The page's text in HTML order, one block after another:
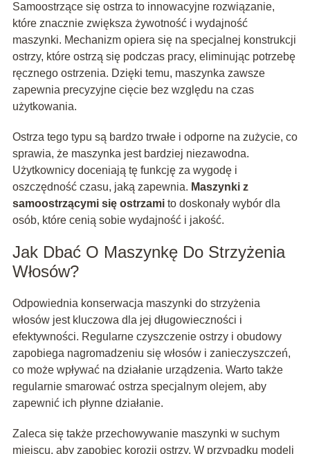
Samoostrzące się ostrza to innowacyjne rozwiązanie,
które znacznie zwiększa żywotność i wydajność
maszynki. Mechanizm opiera się na specjalnej konstrukcji
ostrzy, które ostrzą się podczas pracy, eliminując potrzebę
ręcznego ostrzenia. Dzięki temu, maszynka zawsze
zapewnia precyzyjne cięcie bez względu na czas
użytkowania.
Ostrza tego typu są bardzo trwałe i odporne na zużycie, co
sprawia, że maszynka jest bardziej niezawodna.
Użytkownicy doceniają tę funkcję za wygodę i
oszczędność czasu, jaką zapewnia. Maszynki z
samoostrzącymi się ostrzamito doskonały wybór dla
osób, które cenią sobie wydajność i jakość.
Jak Dbać O Maszynkę Do Strzyżenia
Włosów?
Odpowiednia konserwacja maszynki do strzyżenia
włosów jest kluczowa dla jej długowieczności i
efektywności. Regularne czyszczenie ostrzy i obudowy
zapobiega nagromadzeniu się włosów i zanieczyszczeń,
co może wpływać na działanie urządzenia. Warto także
regularnie smarować ostrza specjalnym olejem, aby
zapewnić ich płynne działanie.
Zaleca się także przechowywanie maszynki w suchym
miejscu, aby zapobiec korozji ostrzy. W przypadku modeli